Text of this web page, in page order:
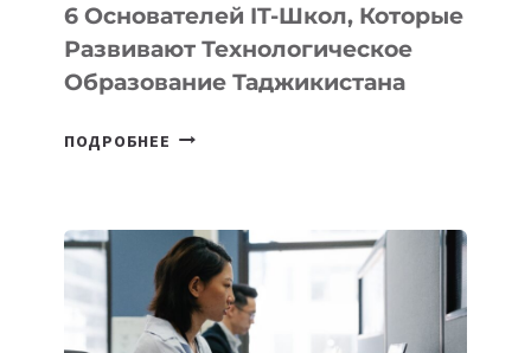
6 Основателей IT-Школ, Которые
Развивают Технологическое
Образование Таджикистана
ПОДРОБНЕЕ
КОТОРЫЕ
РАЗВИВАЮТ
ТЕХНОЛОГИЧЕСКОЕ
ОБРАЗОВАНИЕ